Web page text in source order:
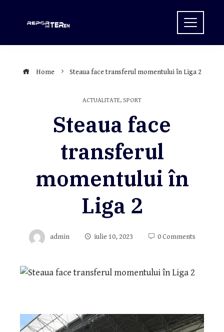
Home Steaua face transferul momentului în Liga 2
ACTUALITATE, SPORT
Steaua face
transferul
momentului în
Liga 2
admin iulie 10, 2023 0 Comments